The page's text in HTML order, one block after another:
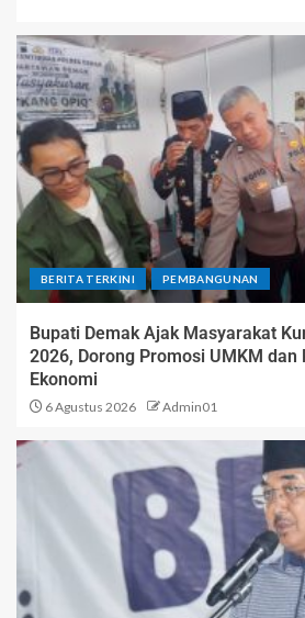
BERITA TERKINI PEMBANGUNAN
Bupati Demak Ajak Masyarakat
2026, Dorong Promosi UMKM dan
Ekonomi
6 Agustus 2026 Admin01